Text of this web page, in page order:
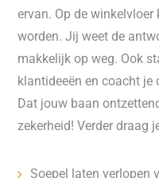
ervan. Op de
worden. Jij weet de
makkelijk op weg. Ook
klantideeën en coacht je
Dat jouw baan
zekerheid! Verder draag
Soepel laten verlopen